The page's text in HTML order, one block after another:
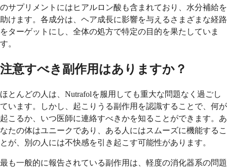
のサプリメントにはヒアルロン酸も含まれており、水分補給を
助けます。各成分は、ヘア成長に影響を与えるさまざまな経路
をターゲットにし、全体の処方で特定の目的を果たしていま
す。
注意すべき副作用はありますか？
ほとんどの人は、Nutrafolを服用しても重大な問題なく過ごし
ています。しかし、起こりうる副作用を認識することで、何が
起こるか、いつ医師に連絡すべきかを知ることができます。あ
なたの体はユニークであり、ある人にはスムーズに機能するこ
とが、別の人には不快感を引き起こす可能性があります。
最も一般的に報告されている副作用は、軽度の消化器系の問題